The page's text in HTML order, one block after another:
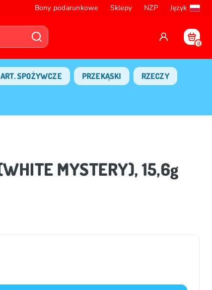
Bony podarunkowe Sklepy NZP Język
0
ART. SPOŻYWCZE PRZEKĄSKI RZECZY
MYSTERY), 15,6g